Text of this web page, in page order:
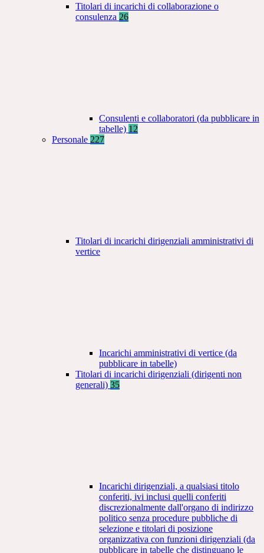
Titolari di incarichi di collaborazione o
consulenza 26
Consulenti e collaboratori (da pubblicare in
tabelle) 12
Personale 227
Titolari di incarichi dirigenziali amministrativi di
vertice
Incarichi amministrativi di vertice (da
pubblicare in tabelle)
Titolari di incarichi dirigenziali (dirigenti non
generali) 35
Incarichi dirigenziali, a qualsiasi titolo
conferiti, ivi inclusi quelli conferiti
discrezionalmente dall'organo di indirizzo
politico senza procedure pubbliche di
selezione e titolari di posizione
organizzativa con funzioni dirigenziali (da
pubblicare in tabelle che distinguano le